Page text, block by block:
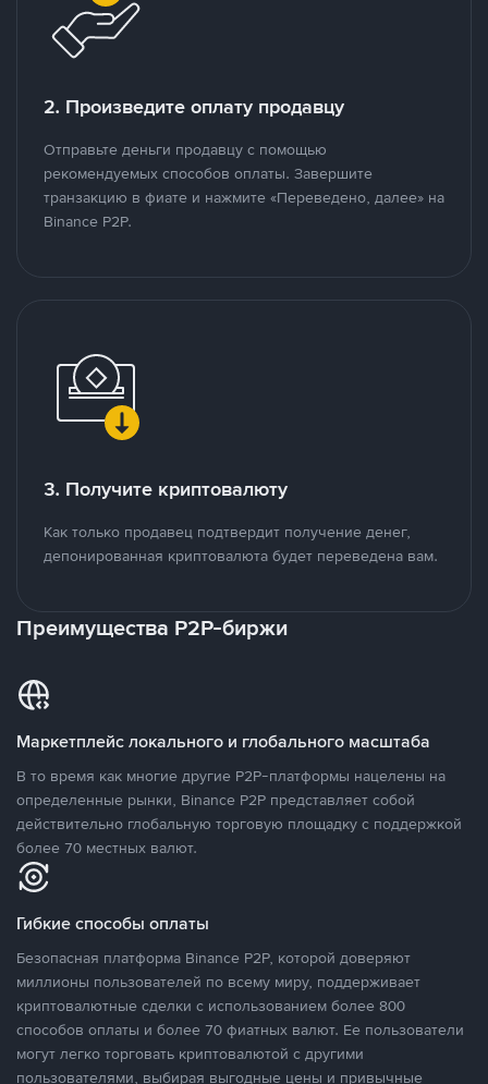
2. Произведите оплату продавцу
Отправьте деньги продавцу с помощью
рекомендуемых способов оплаты. Завершите
транзакцию в фиате и нажмите «Переведено, далее» на
Binance P2P.
3. Получите криптовалюту
Как только продавец подтвердит получение денег,
депонированная криптовалюта будет переведена вам.
Преимущества P2P-биржи
Маркетплейс локального и глобального масштаба
В то время как многие другие P2P-платформы нацелены на
определенные рынки, Binance P2P представляет собой
действительно глобальную торговую площадку с поддержкой
более 70 местных валют.
Гибкие способы оплаты
Безопасная платформа Binance P2P, которой доверяют
миллионы пользователей по всему миру, поддерживает
криптовалютные сделки с использованием более 800
способов оплаты и более 70 фиатных валют. Ее пользователи
могут легко торговать криптовалютой с другими
пользователями, выбирая выгодные цены и привычные